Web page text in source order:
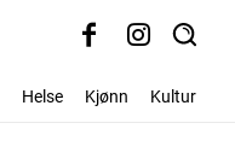
Helse Kjønn Kultur